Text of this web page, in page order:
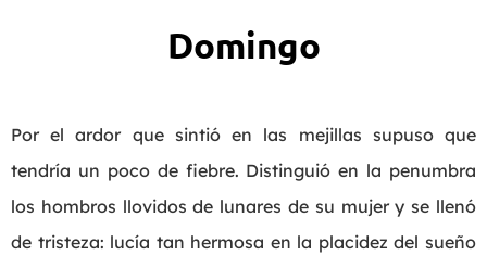
Domingo
Por el ardor que sintió en las mejillas supuso que
tendría un poco de fiebre. Distinguió en la penumbra
los hombros llovidos de lunares de su mujer y se llenó
de tristeza: lucía tan hermosa en la placidez del sueño